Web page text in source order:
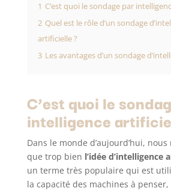
1 C’est quoi le sondage par
2 Quel est le rôle d’un sondage
artificielle ?
3 Les avantages d’un sondage
C’est quoi le
intelligence
Dans le monde d’aujourd’hui,
que trop bien l’idée d’intelligence
un terme très populaire qui est
la capacité des machines à